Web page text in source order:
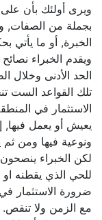
ويرى أولئك بأن على
بجملة من الصفات,
الخبرة, أو ما يأتي
الحد الأدنى وخلال
تلك القواعد الست
الاستثمار في
يعيش أو يعمل فيها,
ونوعية فيها ومن ثم
لكن الخبراء ينصحون
للحي الذي يقطنه او
ضرورة الاستثمار في
مع الزمن ولا تنقص.